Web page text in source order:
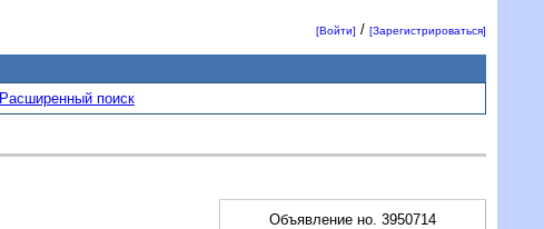
[Войти] /[Зарегистрироваться]
Расширенный поиск
Объявление но. 3950714